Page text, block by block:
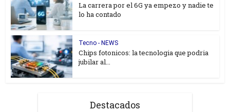
La carrera por el 6G ya empezo y nadie te
lo ha contado
Tecno - NEWS
Chips fotonicos: la tecnologia que podria
jubilar al...
Destacados